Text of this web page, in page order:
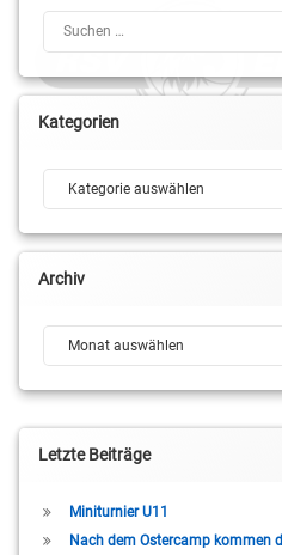
Kategorien
Kategorien
Archiv
Archiv
Letzte Beiträge
Miniturnier U11
Nach dem Ostercamp kommen